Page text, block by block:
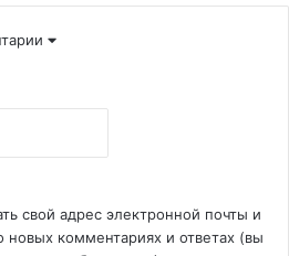
свой адрес электронной почты и
новых комментариях и ответах (вы